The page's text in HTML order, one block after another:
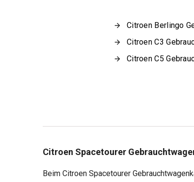
Citroen Berlingo
Citroen C3
Citroen C5
Citroen Spacetourer
Beim Citroen Spacetourer